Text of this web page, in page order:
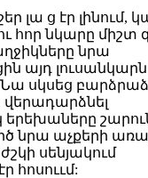
լա ց էր լինում,
հոր նկարը միշտ
նրա
այդ լուսանկարն
սկսեց
վերադարձնել
երեխաները
նրա աչքերի
սենյակում
հոսոււմ: